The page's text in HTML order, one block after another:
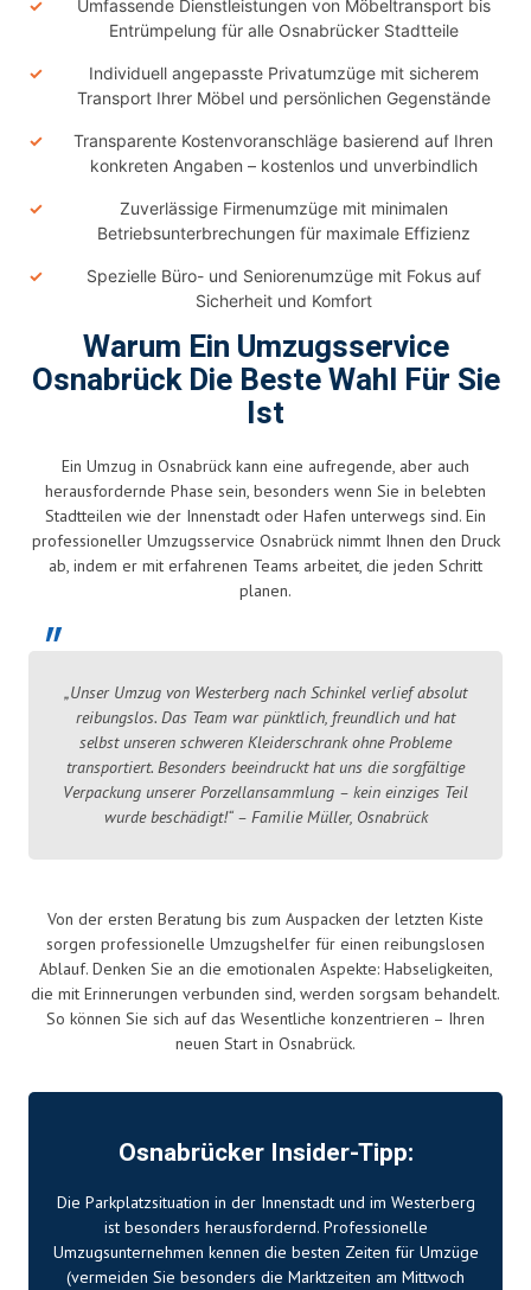
Umfassende Dienstleistungen von Möbeltransport bis
Entrümpelung für alle Osnabrücker Stadtteile
Individuell angepasste Privatumzüge mit sicherem
Transport Ihrer Möbel und persönlichen Gegenstände
Transparente Kostenvoranschläge basierend auf Ihren
konkreten Angaben – kostenlos und unverbindlich
Zuverlässige Firmenumzüge mit minimalen
Betriebsunterbrechungen für maximale Effizienz
Spezielle Büro- und Seniorenumzüge mit Fokus auf
Sicherheit und Komfort
Warum Ein Umzugsservice
Osnabrück Die Beste Wahl Für Sie
Ist
Ein Umzug in Osnabrück kann eine aufregende, aber auch
herausfordernde Phase sein, besonders wenn Sie in belebten
Stadtteilen wie der Innenstadt oder Hafen unterwegs sind. Ein
professioneller Umzugsservice Osnabrück nimmt Ihnen den Druck
ab, indem er mit erfahrenen Teams arbeitet, die jeden Schritt
planen.
„Unser Umzug von Westerberg nach Schinkel verlief absolut
reibungslos. Das Team war pünktlich, freundlich und hat
selbst unseren schweren Kleiderschrank ohne Probleme
transportiert. Besonders beeindruckt hat uns die sorgfältige
Verpackung unserer Porzellansammlung – kein einziges Teil
wurde beschädigt!“ – Familie Müller, Osnabrück
Von der ersten Beratung bis zum Auspacken der letzten Kiste
sorgen professionelle Umzugshelfer für einen reibungslosen
Ablauf. Denken Sie an die emotionalen Aspekte: Habseligkeiten,
die mit Erinnerungen verbunden sind, werden sorgsam behandelt.
So können Sie sich auf das Wesentliche konzentrieren – Ihren
neuen Start in Osnabrück.
Osnabrücker Insider-Tipp:
Die Parkplatzsituation in der Innenstadt und im Westerberg
ist besonders herausfordernd. Professionelle
Umzugsunternehmen kennen die besten Zeiten für Umzüge
(vermeiden Sie besonders die Marktzeiten am Mittwoch